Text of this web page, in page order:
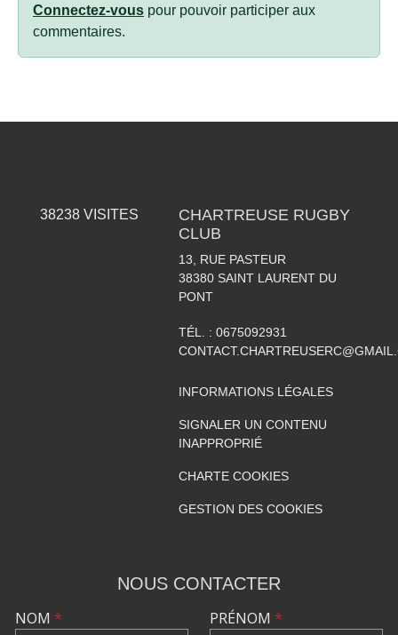
Connectez-vous pour pouvoir participer aux
commentaires.
38238VISITES
CHARTREUSE RUGBY
CLUB
13, RUE PASTEUR
38380 SAINT LAURENT DU
PONT
TÉL. : 0675092931
INFORMATIONS LÉGALES
SIGNALER UN CONTENU
INAPPROPRIÉ
CHARTE COOKIES
GESTION DES COOKIES
NOUS CONTACTER
NOM * PRÉNOM *